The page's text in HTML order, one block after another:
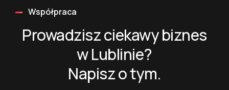
Współpraca
Prowadzisz ciekawy biznes
w Lublinie?
Napisz o tym.